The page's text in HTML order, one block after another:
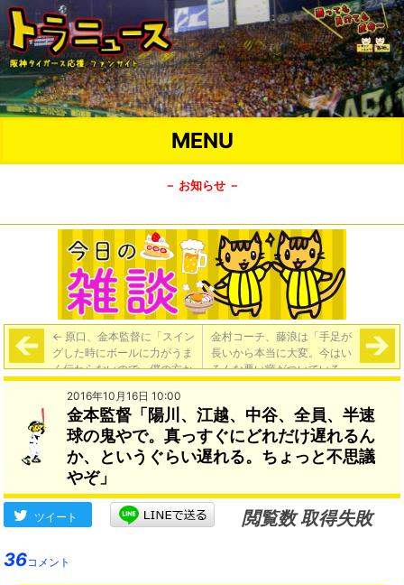
MENU
－ お知らせ －
← 原口、金本監督に「スイン
グした時にボールに力がうま
く伝わらないので、僕の方か
ら教えて下さいとお願いし
た。疑問が解けた」
金村コーチ、藤浪は「手足が
長いから本当に大変。今はい
ろんな悪い癖がついている」
→
2016年10月16日 10:00
金本監督「陽川、江越、中谷、全員、半速
球の鬼やで。真っすぐにどれだけ遅れるん
か、というぐらい遅れる。ちょっと不思議
やぞ」
ツイート
閲覧数 取得失敗
36コメント